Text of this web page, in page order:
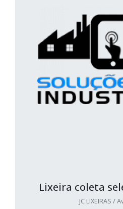
Lixeira coleta
JC LIXEIRAS /